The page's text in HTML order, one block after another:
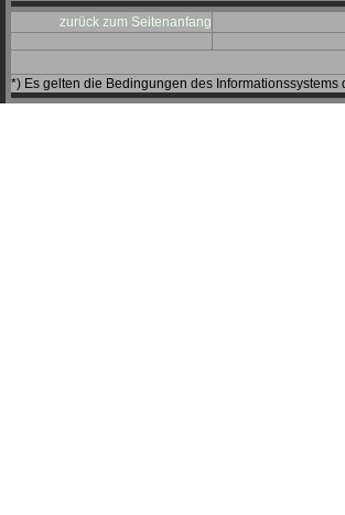
zurück zum Seitenanfang
*) Es gelten die Bedingungen des